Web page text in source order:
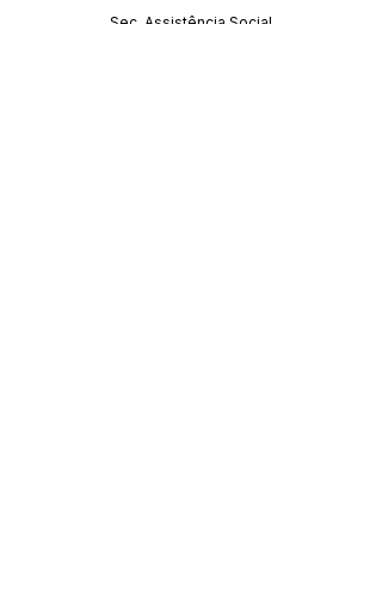
Sec. Assistência Social